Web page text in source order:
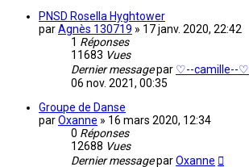
PNSD Rosella Hyghtower
parAgnès 130719 » 17 janv. 2020, 22:42
1 Réponses
11683 Vues
Dernier messagepar ♡--camille--♡
06 nov. 2021, 00:35
Groupe de Danse
parOxanne » 16 mars 2020, 12:34
0 Réponses
12688 Vues
Dernier messageparOxanne